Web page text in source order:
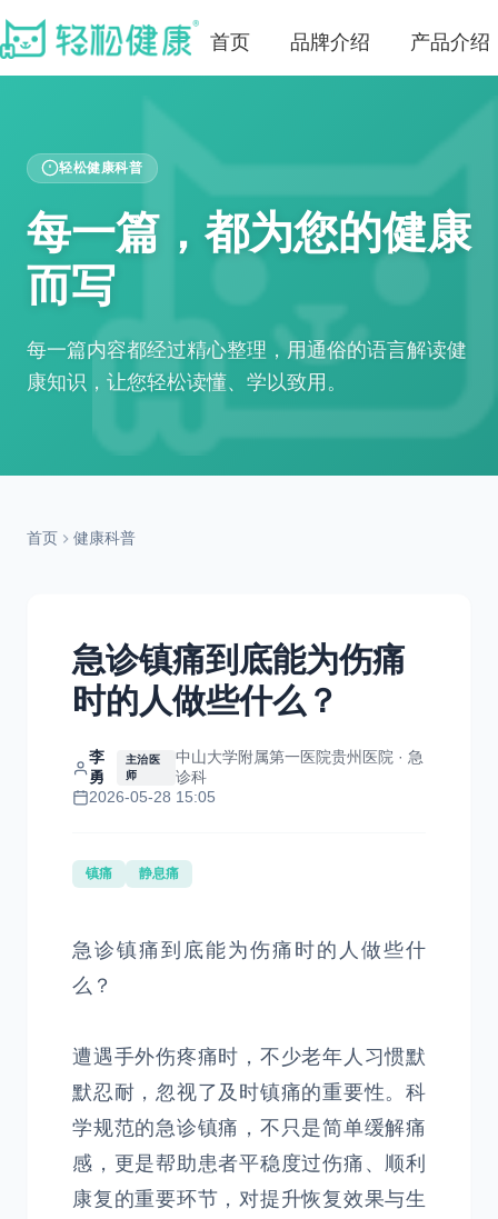
首页 品牌介绍 产品介绍
轻松健康科普
每一篇，都为您的健康
而写
每一篇内容都经过精心整理，用通俗的语言解读健
康知识，让您轻松读懂、学以致用。
首页 健康科普
急诊镇痛到底能为伤痛
时的人做些什么？
李
勇
主治医
师
中山大学附属第一医院贵州医院 · 急
诊科
2026-05-28 15:05
镇痛 静息痛
急诊镇痛到底能为伤痛时的人做些什
么？
遭遇手外伤疼痛时，不少老年人习惯默
默忍耐，忽视了及时镇痛的重要性。科
学规范的急诊镇痛，不只是简单缓解痛
感，更是帮助患者平稳度过伤痛、顺利
康复的重要环节，对提升恢复效果与生